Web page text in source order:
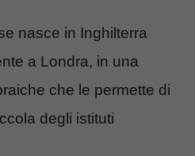
nasce in Inghilterra
a Londra, in una
che le permette di
degli istituti